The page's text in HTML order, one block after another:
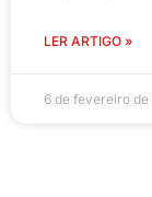
LER ARTIGO »
6 de fevereiro